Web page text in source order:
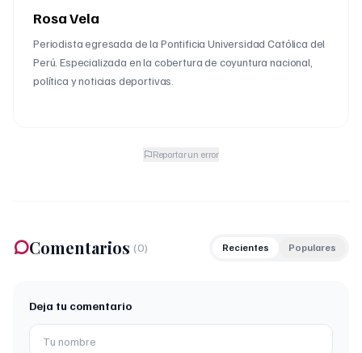
Rosa Vela
Periodista egresada de la Pontificia Universidad Católica del
Perú. Especializada en la cobertura de coyuntura nacional,
política y noticias deportivas.
Reportar un error
Comentarios (0) Recientes Populares
Deja tu comentario